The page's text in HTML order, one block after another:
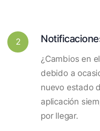
2
¿Cambios en
debido a
nuevo estado
aplicación
por llegar.